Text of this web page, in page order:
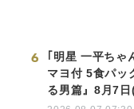
6
｢明星 一平ち
マヨ付 5食パッ
る男篇』8月7